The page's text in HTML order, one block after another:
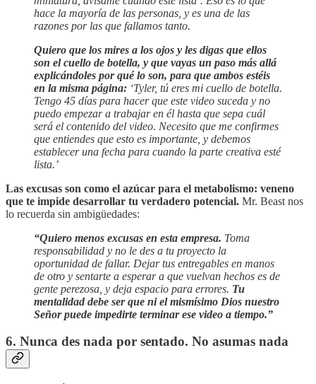
hace la mayoría de las personas, y es una de las
razones por las que fallamos tanto.
Quiero que los mires a los ojos y les digas que ellos
son el cuello de botella, y que vayas un paso más allá
explicándoles por qué lo son, para que ambos estéis
en la misma página: ‘Tyler, tú eres mi cuello de botella.
Tengo 45 días para hacer que este video suceda y no
puedo empezar a trabajar en él hasta que sepa cuál
será el contenido del video. Necesito que me confirmes
que entiendes que esto es importante, y debemos
establecer una fecha para cuando la parte creativa esté
lista.’
Las excusas son como el azúcar para el metabolismo: veneno
que te impide desarrollar tu verdadero potencial. Mr. Beast nos
lo recuerda sin ambigüedades:
“Quiero menos excusas en esta empresa. Toma
responsabilidad y no le des a tu proyecto la
oportunidad de fallar. Dejar tus entregables en manos
de otro y sentarte a esperar a que vuelvan hechos es de
gente perezosa, y deja espacio para errores. Tu
mentalidad debe ser que ni el mismísimo Dios nuestro
Señor puede impedirte terminar ese video a tiempo.”
6. Nunca des nada por sentado. No asumas nada